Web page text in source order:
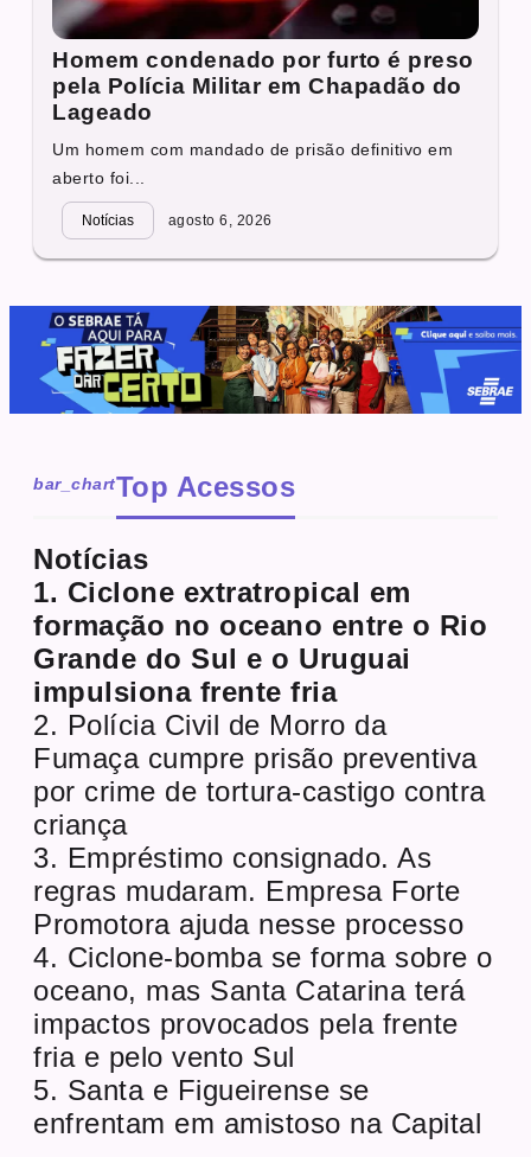
Homem condenado por furto é preso
pela Polícia Militar em Chapadão do
Lageado
Um homem com mandado de prisão definitivo em
aberto foi...
Notícias agosto 6, 2026
bar_chartTop Acessos
Notícias
1. Ciclone extratropical em
formação no oceano entre o Rio
Grande do Sul e o Uruguai
impulsiona frente fria
2. Polícia Civil de Morro da
Fumaça cumpre prisão preventiva
por crime de tortura-castigo contra
criança
3. Empréstimo consignado. As
regras mudaram. Empresa Forte
Promotora ajuda nesse processo
4. Ciclone-bomba se forma sobre o
oceano, mas Santa Catarina terá
impactos provocados pela frente
fria e pelo vento Sul
5. Santa e Figueirense se
enfrentam em amistoso na Capital